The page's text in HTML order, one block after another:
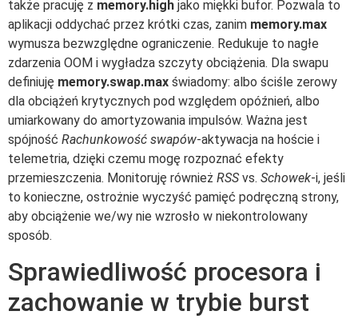
także pracuję z memory.high jako miękki bufor. Pozwala to
aplikacji oddychać przez krótki czas, zanim memory.max
wymusza bezwzględne ograniczenie. Redukuje to nagłe
zdarzenia OOM i wygładza szczyty obciążenia. Dla swapu
definiuję memory.swap.max świadomy: albo ściśle zerowy
dla obciążeń krytycznych pod względem opóźnień, albo
umiarkowany do amortyzowania impulsów. Ważna jest
spójność Rachunkowość swapów-aktywacja na hoście i
telemetria, dzięki czemu mogę rozpoznać efekty
przemieszczenia. Monitoruję również RSSvs. Schowek-i, jeśli
to konieczne, ostrożnie wyczyść pamięć podręczną strony,
aby obciążenie we/wy nie wzrosło w niekontrolowany
sposób.
Sprawiedliwość procesora i
zachowanie w trybie burst